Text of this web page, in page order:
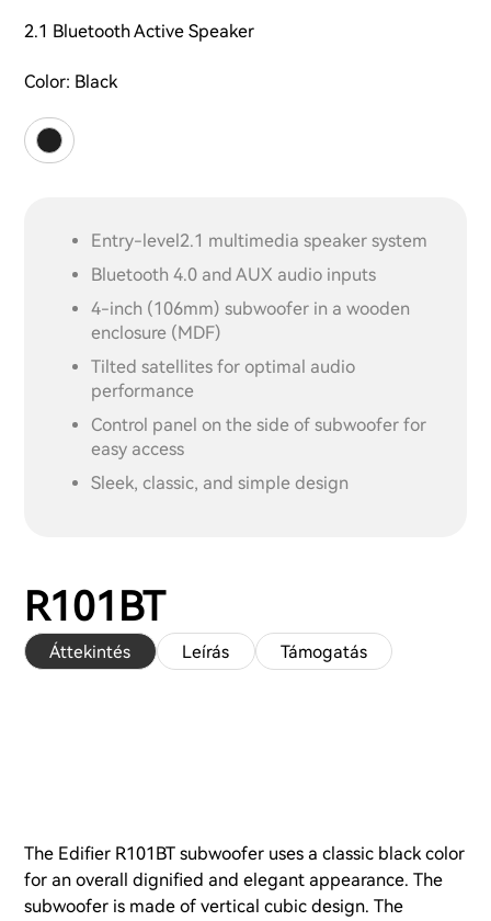
2.1 Bluetooth Active Speaker
Color: Black
Entry-level2.1 multimedia speaker system
Bluetooth 4.0 and AUX audio inputs
4-inch (106mm) subwoofer in a wooden
enclosure (MDF)
Tilted satellites for optimal audio
performance
Control panel on the side of subwoofer for
easy access
Sleek, classic, and simple design
R101BT
Áttekintés Leírás Támogatás
The Edifier R101BT subwoofer uses a classic black color
for an overall dignified and elegant appearance. The
subwoofer is made of vertical cubic design. The